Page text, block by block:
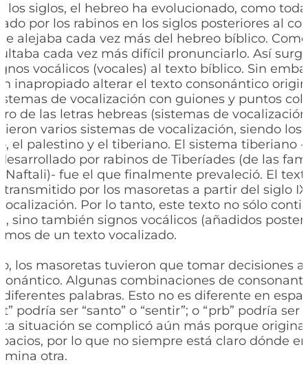
los siglos, el hebreo ha evolucionado, como
por los rabinos en los siglos posteriores al
alejaba cada vez más del hebreo bíblico.
cada vez más difícil pronunciarlo. Así
vocálicos (vocales) al texto bíblico. Sin
inapropiado alterar el texto consonántico
de vocalización con guiones y puntos
de las letras hebreas (sistemas de
varios sistemas de vocalización, siendo los
el palestino y el tiberiano. El sistema tiberiano
por rabinos de Tiberíades (de las
Naftali)- fue el que finalmente prevaleció. El
transmitido por los masoretas a partir del siglo
Por lo tanto, este texto no sólo
sino también signos vocálicos (añadidos
de un texto vocalizado.
los masoretas tuvieron que tomar decisiones
Algunas combinaciones de
palabras. Esto no es diferente en
podría ser “santo” o “sentir”; o “prb” podría ser
situación se complicó aún más porque
por lo que no siempre está claro dónde
otra.